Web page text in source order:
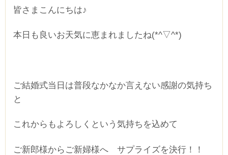
皆さまこんにちは♪
本日も良いお天気に恵まれましたね(*^▽^*)
ご結婚式当日は普段なかなか言えない感謝の気持ち
と
これからもよろしくという気持ちを込めて
ご新郎様からご新婦様へ サプライズを決行！！